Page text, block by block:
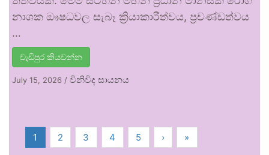
නාශක ඖෂධවල සැබෑ ක්‍රියාකාරීත්වය, ප්‍රචණ්ඩත්වය
…
වැඩිපුර කියවන්න
July 15, 2026 / විනිවිද සායනය
1 2 3 4 5 › »